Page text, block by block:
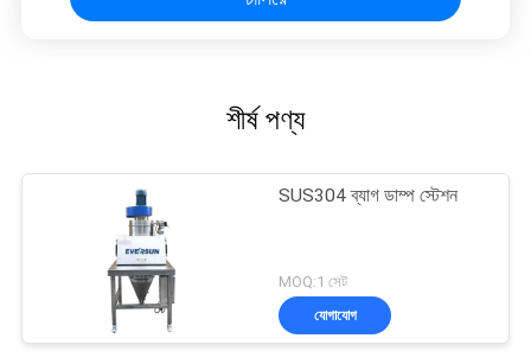
শীর্ষ পণ্য
SUS304 ব্যাগ ডাম্প স্টেশন
MOQ:1 সেট
যোগাযোগ